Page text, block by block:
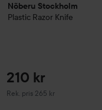
Nõberu Stockholm
Plastic Razor Knife
210 kr
Rek. pris 265 kr
Rekommenderat pris 265 kr